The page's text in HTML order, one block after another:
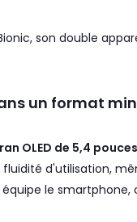
son double
un format
OLED de 5,4 pouces
d'utilisation,
équipe le